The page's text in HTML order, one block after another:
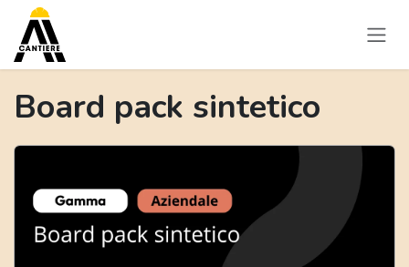
Passa al contenuto
Board pack sintetico